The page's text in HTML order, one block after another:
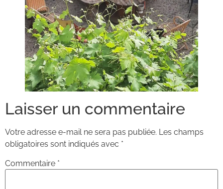
Laisser un commentaire
Votre adresse e-mail ne sera pas publiée. Les champs
obligatoires sont indiqués avec *
Commentaire *